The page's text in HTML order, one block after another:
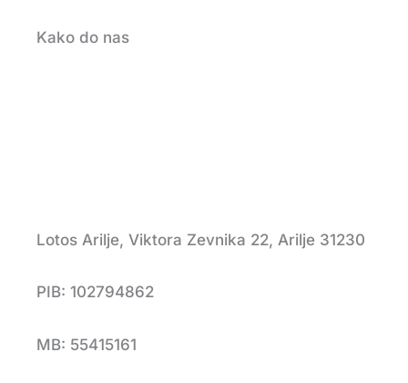
Kako do nas
Lotos Arilje, Viktora Zevnika 22, Arilje 31230
PIB: 102794862
MB: 55415161